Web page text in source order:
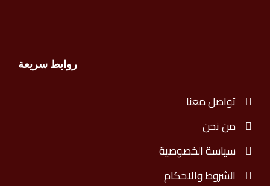
روابط سريعة
تواصل معنا
من نحن
سياسة الخصوصية
الشروط والاحكام